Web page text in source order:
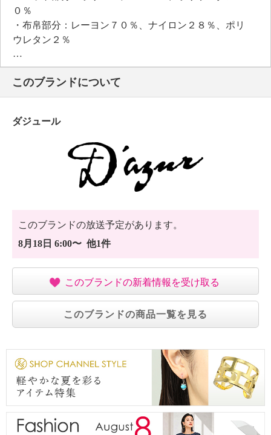
０％
・布帛部分：レーヨン７０％、ナイロン２８％、ポリ
ウレタン２％
【メンテナンス（絵表示ラベル）】
・手洗い：可
・漂白処理：塩素系・酸素系漂白不可
・タンブル乾燥：不可
・アイロン仕上げ：可（低温）
・ドライクリーニング：不可
・ウエットクリーニング：可
【メンテナンス（ケアラベル）】
・単品洗い
・水や汗などによる色落ち、色移り注意
【個体差あり】
個体差あり
【原産国（地）】
このブランドについて
ダジュール
このブランドの放送予定があります。
8月18日 6:00〜 他1件
このブランドの新着情報を受け取る
このブランドの商品一覧を見る